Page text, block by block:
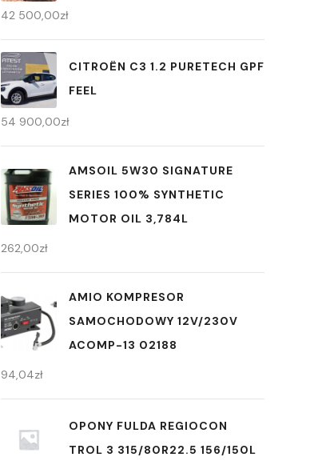
42 500,00zł
CITROËN C3 1.2 PURETECH GPF
FEEL
54 900,00zł
AMSOIL 5W30 SIGNATURE
SERIES 100% SYNTHETIC
MOTOR OIL 3,784L
262,00zł
AMIO KOMPRESOR
SAMOCHODOWY 12V/230V
ACOMP-13 02188
94,04zł
OPONY FULDA REGIOCON
TROL 3 315/80R22.5 156/150L